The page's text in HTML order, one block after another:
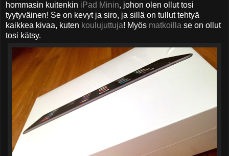
hommasin kuitenkin iPad Minin, johon olen ollut tosi
tyytyväinen! Se on kevyt ja siro, ja sillä on tullut tehtyä
kaikkea kivaa, kuten koulujuttuja! Myös matkoilla se on ollut
tosi kätsy.